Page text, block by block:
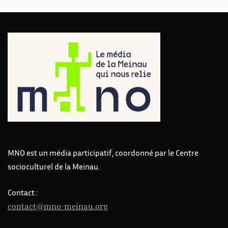
MNO est un média participatif, coordonné par le Centre
socioculturel de la Meinau.
Contact :
contact@mno-meinau.org